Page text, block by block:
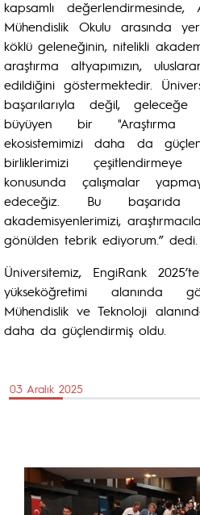
kapsamlı
Mühendislik Okulu arasında
köklü geleneğinin, nitelikli
araştırma altyapımızın,
edildiğini göstermektedir.
başarılarıyla değil,
büyüyen bir "Araştırma
ekosistemimizi daha da
birliklerimizi çeşitlendirmeye
konusunda çalışmalar
edeceğiz. Bu
akademisyenlerimizi,
gönülden tebrik ediyorum.” dedi.
Üniversitemiz, EngiRank
yükseköğretimi alanında
Mühendislik ve Teknoloji
daha da güçlendirmiş oldu.
03 Aralık 2025